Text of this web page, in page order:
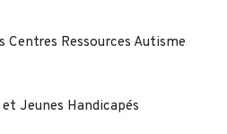
Ressources Autisme
Jeunes Handicapés